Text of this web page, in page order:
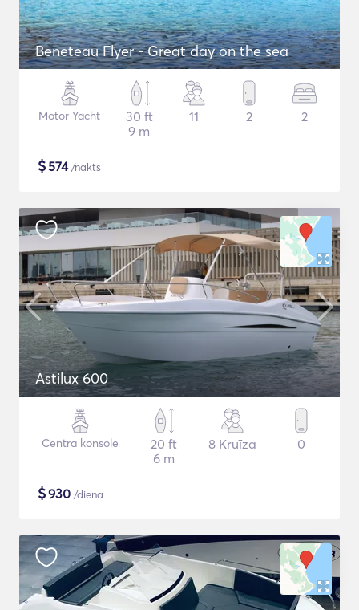
Beneteau Flyer - Great day on the sea
Motor Yacht
30 ft
9 m
11 2 2
$574/nakts
Astilux 600
Centra konsole
20 ft
6 m
8 Kruīza 0
$930 /diena